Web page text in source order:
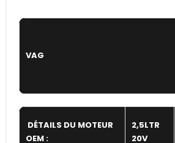
VAG
DÉTAILS DU MOTEUR
OEM :
2,5LTR
20V